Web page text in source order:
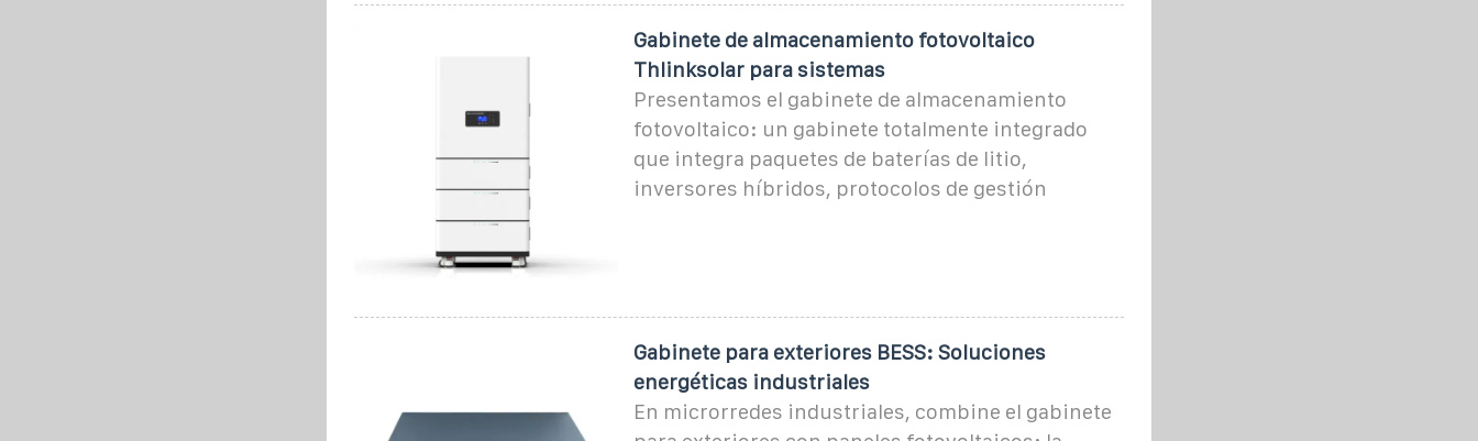
Gabinete de almacenamiento fotovoltaico
Thlinksolar para sistemas
Presentamos el gabinete de almacenamiento
fotovoltaico: un gabinete totalmente integrado
que integra paquetes de baterías de litio,
inversores híbridos, protocolos de gestión
Gabinete para exteriores BESS: Soluciones
energéticas industriales
En microrredes industriales, combine el gabinete